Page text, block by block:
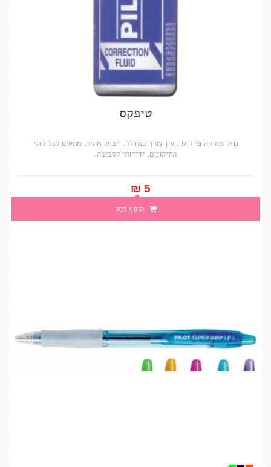
טיפקס
נוזל מחיקה פיילוט , אין צורך במדלל, ייבוש מהיר, מתאים לכל סוגי
התיקונים, ידידותי לסביבה.
5 ₪‎
הוסף לסל